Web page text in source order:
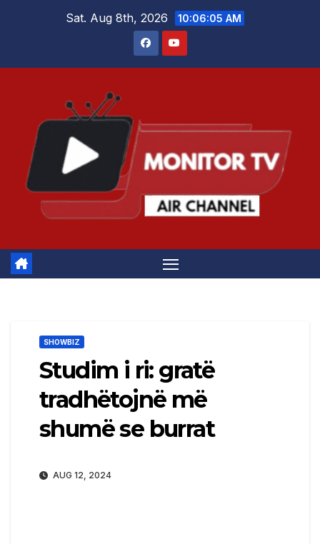
Sat. Aug 8th, 2026 10:06:05 AM
SHOWBIZ
Studim i ri: gratë
tradhëtojnë më
shumë se burrat
AUG 12, 2024